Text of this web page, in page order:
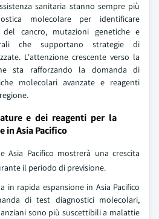
sanitaria stanno sempre più
molecolare per identificare
del cancro, mutazioni genetiche e
che supportano strategie di
L'attenzione crescente verso la
sta rafforzando la domanda di
molecolari avanzate e reagenti
e dei reagenti per la
in Asia Pacifico
Asia Pacifico mostrerà una crescita
il periodo di previsione.
in rapida espansione in Asia Pacifico
di test diagnostici molecolari,
sono più suscettibili a malattie